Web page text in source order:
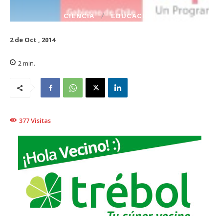
CIENCIA EDUCACIÓN
2 de Oct , 2014
2 min.
377Visitas